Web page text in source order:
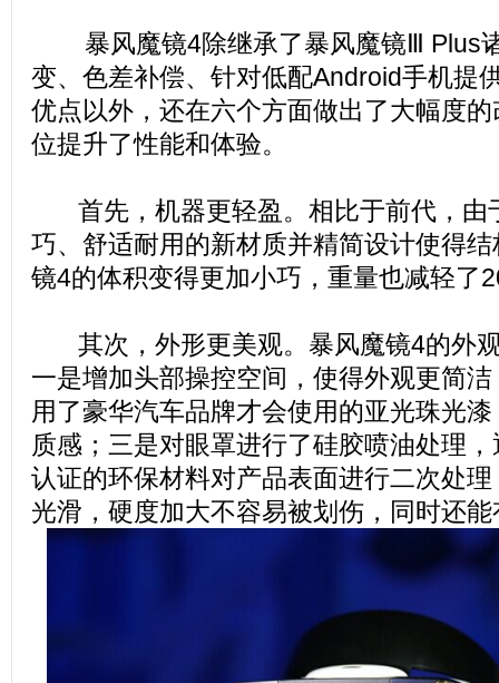
暴风魔镜4除继承了暴风魔镜Ⅲ Plus
变、色差补偿、针对低配Android手机提
优点以外，还在六个方面做出了大幅度
位提升了性能和体验。
首先，机器更轻盈。相比于前代，由
巧、舒适耐用的新材质并精简设计使得
镜4的体积变得更加小巧，重量也减轻了
其次，外形更美观。暴风魔镜4的外
一是增加头部操控空间，使得外观更简
用了豪华汽车品牌才会使用的亚光珠光
质感；三是对眼罩进行了硅胶喷油处理
认证的环保材料对产品表面进行二次处
光滑，硬度加大不容易被划伤，同时还